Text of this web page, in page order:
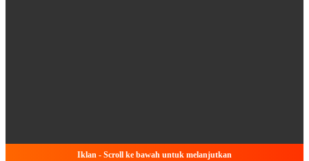
Iklan - Scroll ke bawah untuk melanjutkan